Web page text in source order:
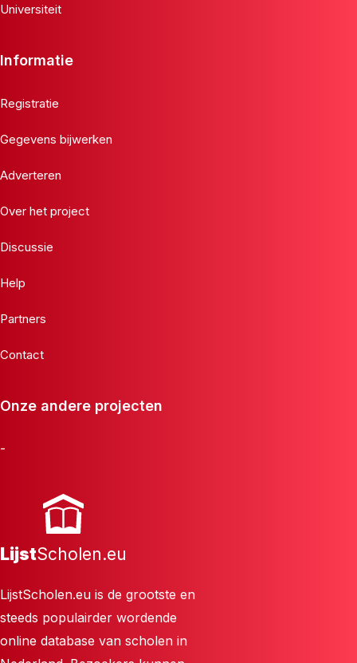
Universiteit
Informatie
Registratie
Gegevens bijwerken
Adverteren
Over het project
Discussie
Help
Partners
Contact
Onze andere projecten
-
LijstScholen.eu
LijstScholen.eu is de grootste en
steeds populairder wordende
online database van scholen in